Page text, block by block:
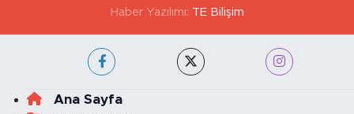
Haber Yazılımı: TE Bilişim
Ana Sayfa